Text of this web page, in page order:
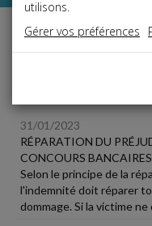
Liste des
31/01/2023
RÉPARATION DU
CONCOURS BANCAIRES
Selon le principe de la
l'indemnité doit réparer
dommage. Si la victime ne
utilisons.
Gérer vos préférences